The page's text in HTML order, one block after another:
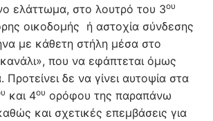
ελάττωμα, στο λουτρό του 3ου
οικοδομής ή αστοχία σύνδεσης
με κάθετη στήλη μέσα στο
που να εφάπτεται όμως
Προτείνει δε να γίνει αυτοψία στα
και 4ου ορόφου της παραπάνω
και σχετικές επεμβάσεις για